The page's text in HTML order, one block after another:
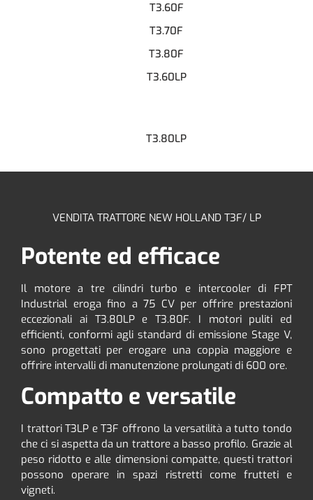
T3.60F
T3.70F
T3.80F
T3.60LP
T3.80LP
VENDITA TRATTORE NEW HOLLAND T3F/ LP
Potente ed efficace
Il motore a tre cilindri turbo e intercooler di FPT
Industrial eroga fino a 75 CV per offrire prestazioni
eccezionali ai T3.80LP e T3.80F. I motori puliti ed
efficienti, conformi agli standard di emissione Stage V,
sono progettati per erogare una coppia maggiore e
offrire intervalli di manutenzione prolungati di 600 ore.
Compatto e versatile
I trattori T3LP e T3F offrono la versatilità a tutto tondo
che ci si aspetta da un trattore a basso profilo. Grazie al
peso ridotto e alle dimensioni compatte, questi trattori
possono operare in spazi ristretti come frutteti e
vigneti.